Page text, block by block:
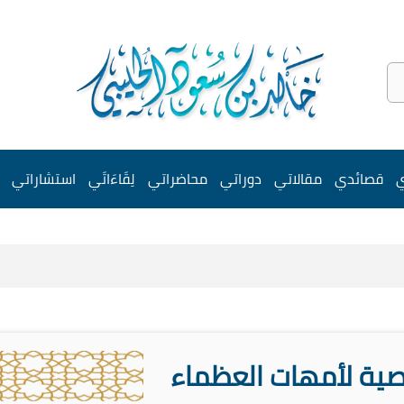
قصائدي مقالاتي دوراتي محاضراتي لِقَاءَاتَي استشاراتي
لأمهات العظماء